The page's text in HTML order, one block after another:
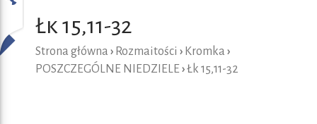
Łk 15,11-32
Strona główna › Rozmaitości › Kromka ›
POSZCZEGÓLNE NIEDZIELE›Łk 15,11-32